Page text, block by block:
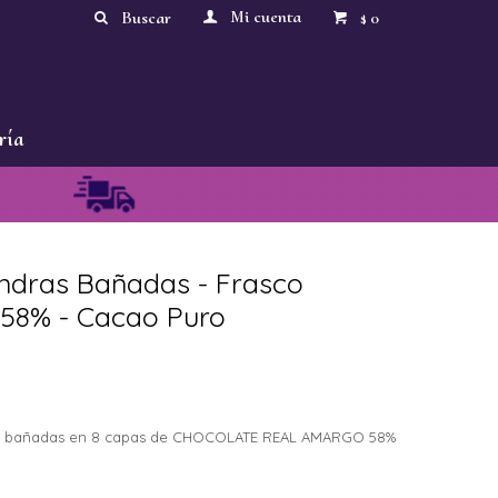
$ 0
Bañadas - Frasco
- Cacao Puro
en 8 capas de CHOCOLATE REAL AMARGO 58%